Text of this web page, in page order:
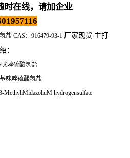
时在线，请加企业
盐 CAS：916479-93-1 厂家现货 主打
：
唑硫酸氢盐
咪唑硫酸氢盐
hydrogensulfate